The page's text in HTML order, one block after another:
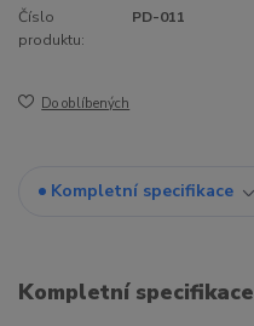
Číslo
produktu:
PD-011
Do oblíbených
Kompletní specifikace
Kompletní specifikace